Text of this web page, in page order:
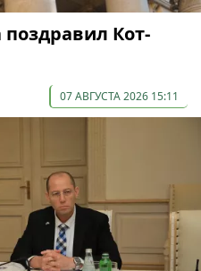
Кот-
07 АВГУСТА 2026 15:11